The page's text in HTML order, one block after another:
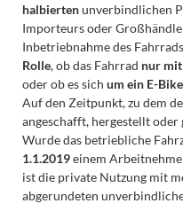
halbiertenunverbindlichen
Importeurs oder
Inbetriebnahme des
Rolle, ob das Fahrrad nur
oder ob es sich um ein E-Bike
Auf den Zeitpunkt, zu dem
angeschafft, hergestellt oder
Wurde das betriebliche
1.1.2019einem
ist die private Nutzung mit
abgerundeten